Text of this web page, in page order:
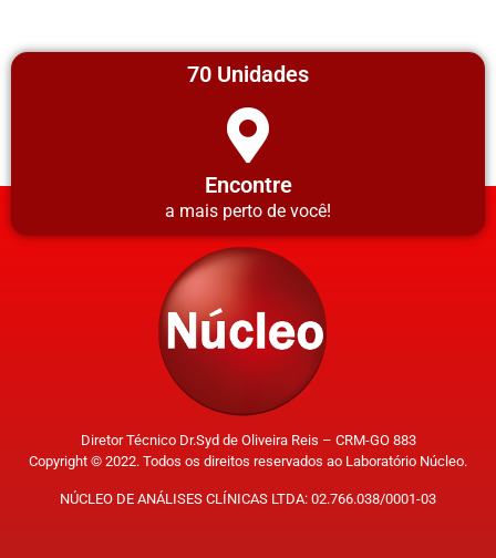
70 Unidades
Encontre
a mais perto de você!
Diretor Técnico Dr.Syd de Oliveira Reis – CRM-GO 883
Copyright © 2022. Todos os direitos reservados ao Laboratório Núcleo.
NÚCLEO DE ANÁLISES CLÍNICAS LTDA: 02.766.038/0001-03